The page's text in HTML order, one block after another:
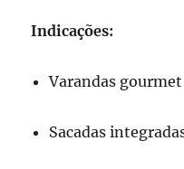
Indicações:
Varandas gourmet
Sacadas